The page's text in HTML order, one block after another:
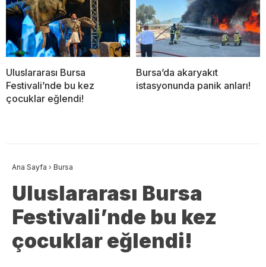
Uluslararası Bursa
Festivali’nde bu kez
çocuklar eğlendi!
Bursa’da akaryakıt
istasyonunda panik anları!
Ana Sayfa › Bursa
Uluslararası Bursa
Festivali’nde bu kez
çocuklar eğlendi!